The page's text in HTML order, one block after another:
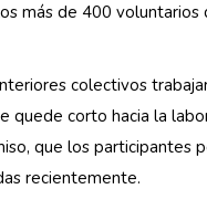
más de 400
colectivos
quede corto hacia la
que los
recientemente.